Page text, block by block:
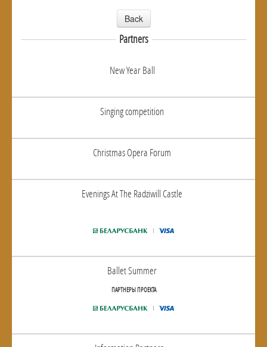
Back
Partners
New Year Ball
Singing competition
Christmas Opera Forum
Evenings At The Radziwill Castle
Ballet Summer
ПАРТНЕРЫ ПРОЕКТА